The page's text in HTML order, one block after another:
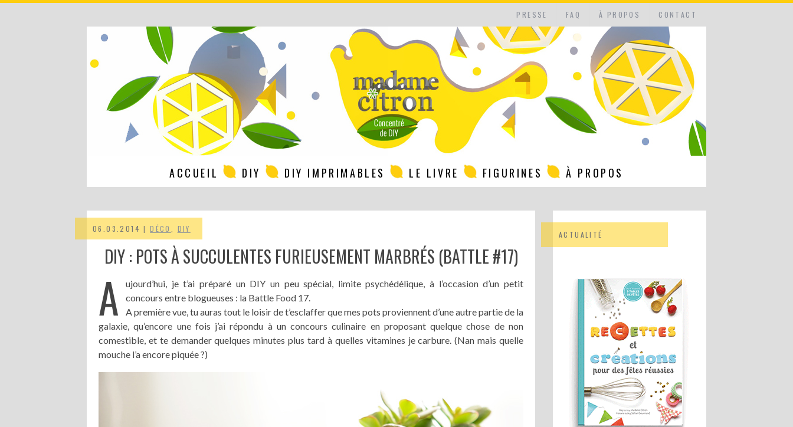
PRESSE FAQ À PROPOS CONTACT
ACCUEIL DIY DIY IMPRIMABLES LE LIVRE FIGURINES À PROPOS
06.03.2014 |DÉCO DIY
DIY : POTS À SUCCULENTES FURIEUSEMENT MARBRÉS (BATTLE #17)
A
ujourd’hui, je t’ai préparé un DIY un peu spécial, limite psychédélique, à l’occasion d’un petit
concours entre blogueuses : la Battle Food 17.
A première vue, tu auras tout le loisir de t’esclaffer que mes pots proviennent d’une autre partie de la
galaxie, qu’encore une fois j’ai répondu à un concours culinaire en proposant quelque chose de non
comestible, et te demander quelques minutes plus tard à quelles vitamines je carbure. (Nan mais quelle
mouche l’a encore piquée ?)
ACTUALITÉ